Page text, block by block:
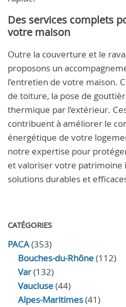
Des services complets
votre maison
Outre la couverture et le
proposons un
l’entretien de votre maison.
de toiture, la pose de
thermique par l’extérieur.
contribuent à améliorer le
énergétique de votre
notre expertise pour
et valoriser votre patrimoine
solutions durables et
CATÉGORIES
PACA(353)
Bouches-du-Rhône(112)
Var(132)
Vaucluse(44)
Alpes-Maritimes(41)